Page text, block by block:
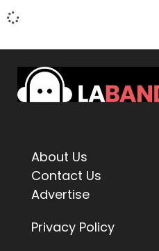
About Us
Contact Us
Advertise
Privacy Policy